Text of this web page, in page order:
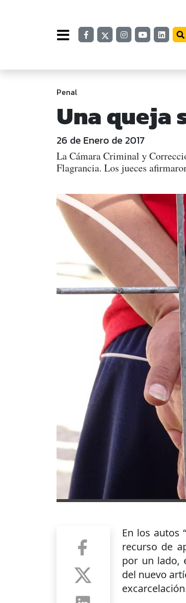
Penal
Una queja
26 de Enero de 2017
La Cámara Criminal y
Flagrancia. Los jueces
En los autos
recurso de
por un lado,
del nuevo